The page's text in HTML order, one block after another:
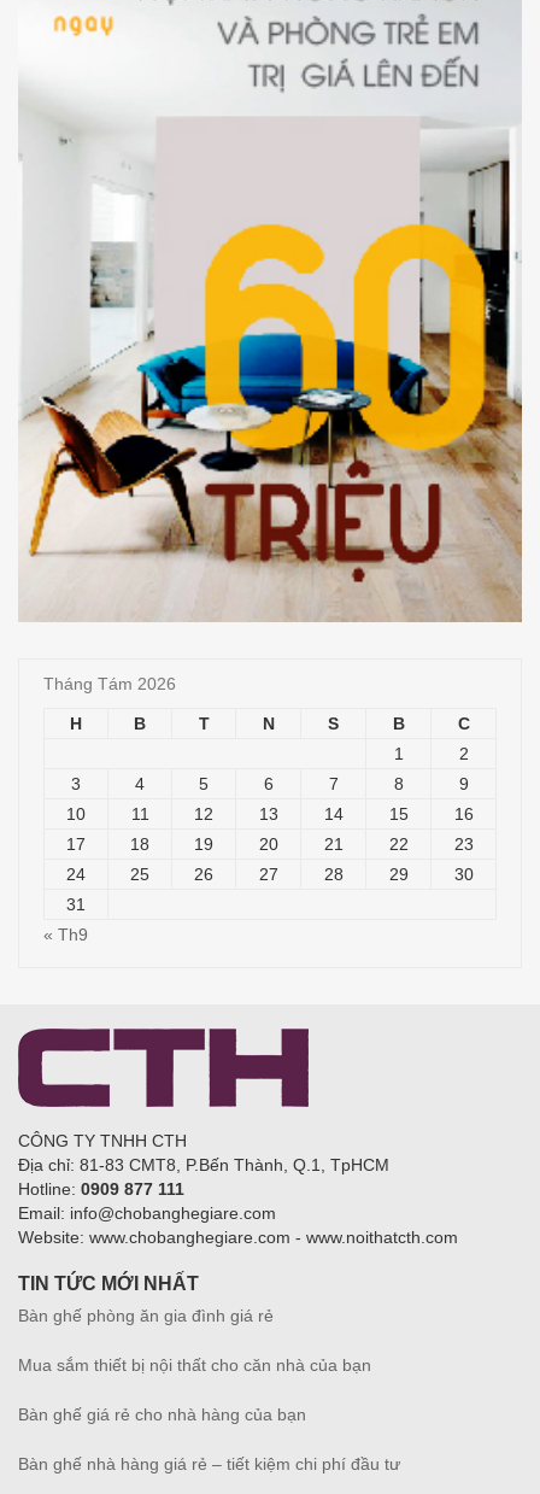
Tháng Tám 2026
H B T N S B
C
1
2
3
4 5 6 7 8
9
10
11 12 13 14 15
16
17
18 19 20 21 22
23
24
25 26 27 28 29
30
31
« Th9
CÔNG TY TNHH CTH
Địa chỉ: 81-83 CMT8, P.Bến Thành, Q.1, TpHCM
Hotline: 0909 877 111
Email: info@chobanghegiare.com
Website: www.chobanghegiare.com - www.noithatcth.com
TIN TỨC MỚI NHẤT
Bàn ghế phòng ăn gia đình giá rẻ
Mua sắm thiết bị nội thất cho căn nhà của bạn
Bàn ghế giá rẻ cho nhà hàng của bạn
Bàn ghế nhà hàng giá rẻ – tiết kiệm chi phí đầu tư